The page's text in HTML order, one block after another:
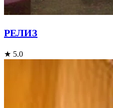
РЕЛИЗ
★ 5.0